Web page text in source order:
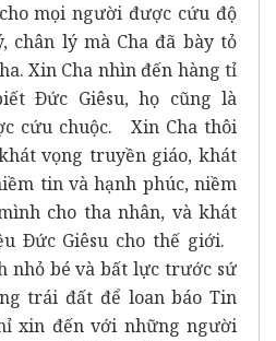
mọi người được cứu độ
chân lý mà Cha đã bày tỏ
Xin Cha nhìn đến hàng tỉ
Ðức Giêsu, họ cũng là
cứu chuộc. Xin Cha thôi
vọng truyền giáo, khát
tin và hạnh phúc, niềm
cho tha nhân, và khát
Ðức Giêsu cho thế giới.
nhỏ bé và bất lực trước sứ
trái đất để loan báo Tin
xin đến với những người